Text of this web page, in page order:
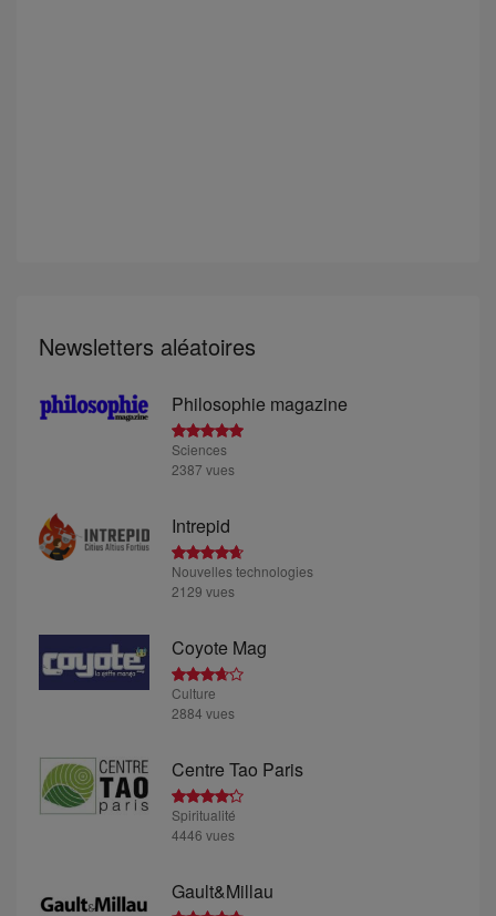
Newsletters aléatoires
Philosophie magazine
Sciences
2387 vues
Intrepid
Nouvelles technologies
2129 vues
Coyote Mag
Culture
2884 vues
Centre Tao Paris
Spiritualité
4446 vues
Gault&Millau